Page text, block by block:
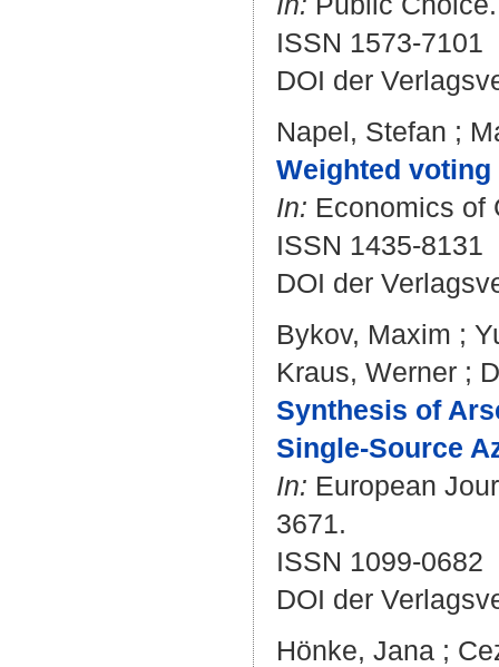
ISSN 1573-7101
DOI der
Napel, Stefan ;
Weighted voting
In: Economics of
ISSN 1435-8131
DOI der
Bykov, Maxim ;
Kraus, Werner ;
Synthesis of
Single-Source
In: European
3671.
ISSN 1099-0682
DOI der
Hönke, Jana ;